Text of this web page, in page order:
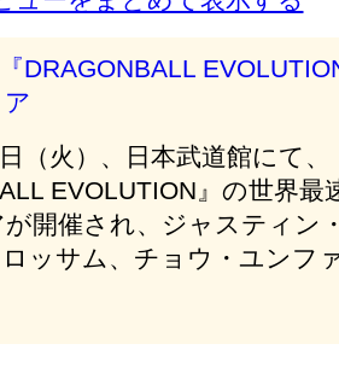
DRAGONBALL
（火）、日本武道館にて、
EVOLUTION』の世界最
開催され、ジャスティン
ッサム、チョウ・ユンフ